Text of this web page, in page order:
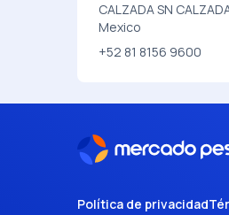
CALZADA SN
Mexico
+52 81 8156 9600
Política de privacidad